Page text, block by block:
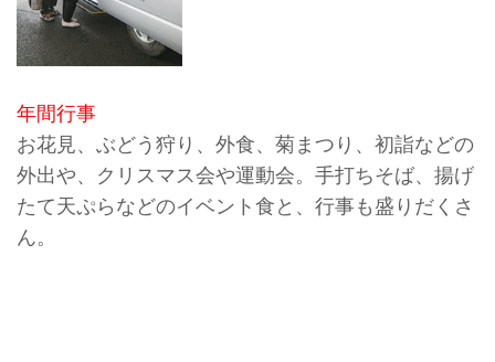
年間行事
お花見、ぶどう狩り、外食、菊まつり、初詣などの
外出や、クリスマス会や運動会。手打ちそば、揚げ
たて天ぷらなどのイベント食と、行事も盛りだくさ
ん。